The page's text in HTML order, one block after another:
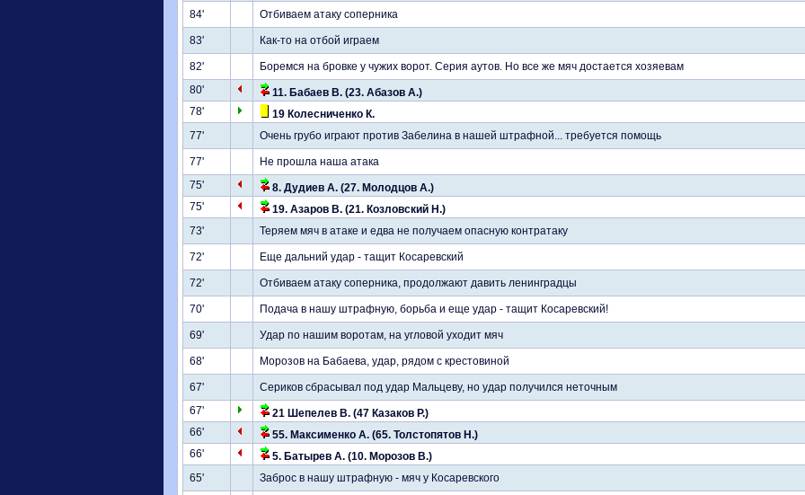
84'
Отбиваем атаку соперника
83' Как-то на отбой играем
82'
Боремся на бровке у чужих ворот. Серия аутов. Но все же мяч достается хозяевам
80'
11. Бабаев В. (23. Абазов А.)
78'
19 Колесниченко К.
77'
Очень грубо играют против Забелина в нашей штрафной... требуется помощь
77'
Не прошла наша атака
75'
8. Дудиев А. (27. Молодцов А.)
75'
19. Азаров В. (21. Козловский Н.)
73'
Теряем мяч в атаке и едва не получаем опасную контратаку
72' Еще дальний удар - тащит Косаревский
72' Отбиваем атаку соперника, продолжают давить ленинградцы
70' Подача в нашу штрафную, борьба и еще удар - тащит Косаревский!
69' Удар по нашим воротам, на угловой уходит мяч
68' Морозов на Бабаева, удар, рядом с крестовиной
67'
Сериков сбрасывал под удар Мальцеву, но удар получился неточным
67'
21 Шепелев В. (47 Казаков Р.)
66'
55. Максименко А. (65. Толстопятов Н.)
66'
5. Батырев А. (10. Морозов В.)
65'
Заброс в нашу штрафную - мяч у Косаревского